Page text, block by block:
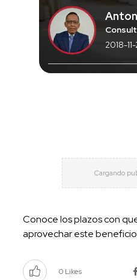
2018-
Conoce los plazos con
aprovechar este
0 Likes